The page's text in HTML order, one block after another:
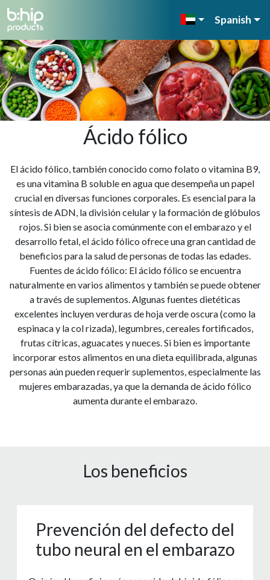
Spanish
Ácido fólico
El ácido fólico, también conocido como folato o vitamina B9,
es una vitamina B soluble en agua que desempeña un papel
crucial en diversas funciones corporales. Es esencial para la
síntesis de ADN, la división celular y la formación de glóbulos
rojos. Si bien se asocia comúnmente con el embarazo y el
desarrollo fetal, el ácido fólico ofrece una gran cantidad de
beneficios para la salud de personas de todas las edades.
Fuentes de ácido fólico: El ácido fólico se encuentra
naturalmente en varios alimentos y también se puede obtener
a través de suplementos. Algunas fuentes dietéticas
excelentes incluyen verduras de hoja verde oscura (como la
espinaca y la col rizada), legumbres, cereales fortificados,
frutas cítricas, aguacates y nueces. Si bien es importante
incorporar estos alimentos en una dieta equilibrada, algunas
personas aún pueden requerir suplementos, especialmente las
mujeres embarazadas, ya que la demanda de ácido fólico
aumenta durante el embarazo.
Los beneficios
Prevención del defecto del
tubo neural en el embarazo